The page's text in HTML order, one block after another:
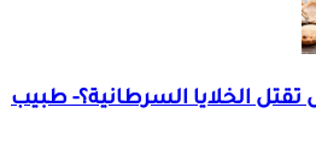
الخلايا السرطانية؟- طبيب